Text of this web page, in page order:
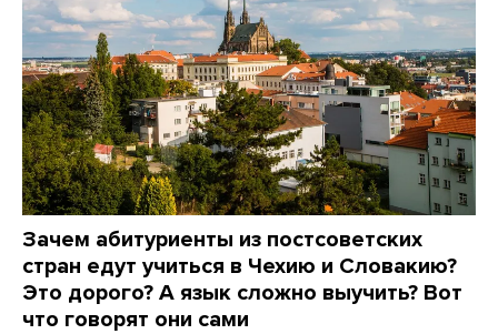
Зачем абитуриенты из постсоветских
стран едут учиться в Чехию и Словакию?
Это дорого? А язык сложно выучить? Вот
что говорят они сами